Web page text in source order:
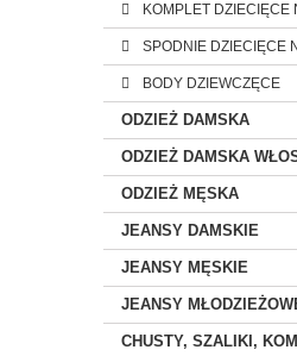
KOMPLET DZIECIĘCE
SPODNIE DZIECIĘCE
BODY DZIEWCZĘCE
ODZIEŻ DAMSKA
ODZIEŻ DAMSKA
ODZIEŻ MĘSKA
JEANSY DAMSKIE
JEANSY MĘSKIE
JEANSY
CHUSTY, SZALIKI,